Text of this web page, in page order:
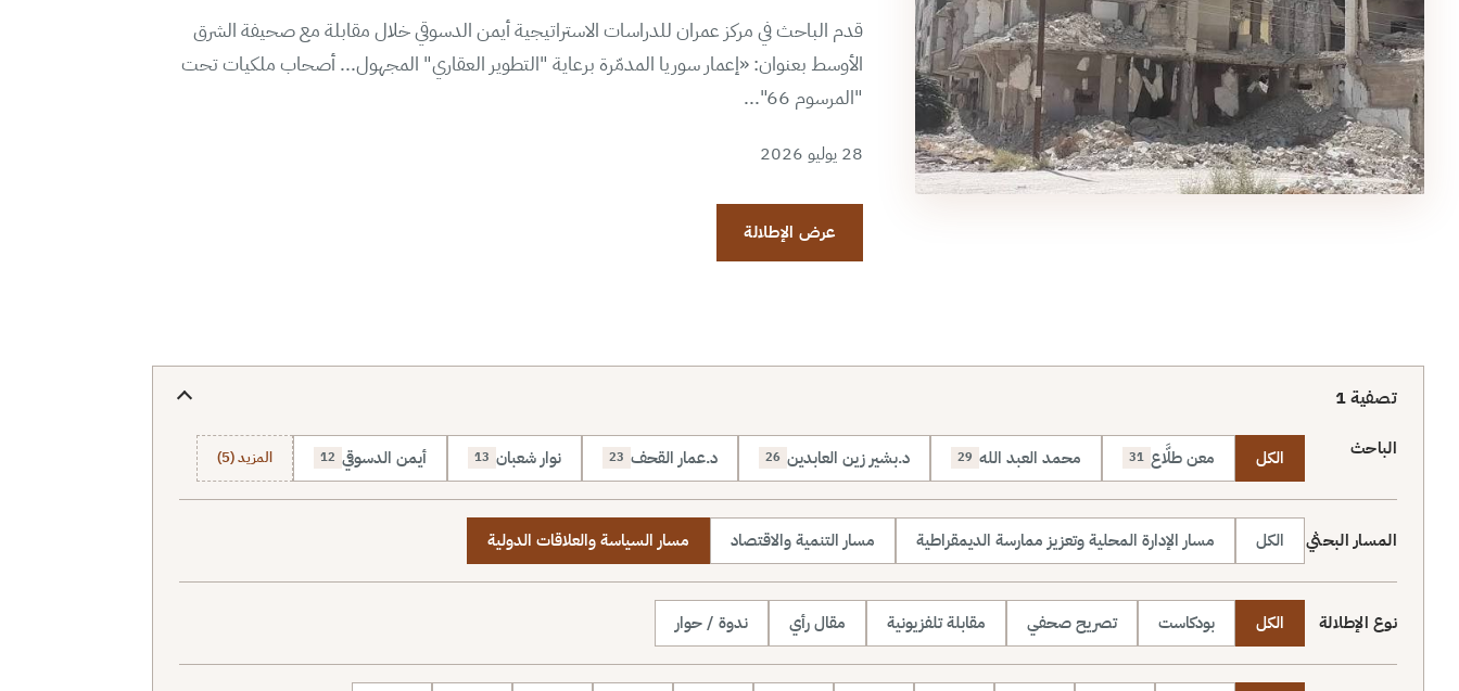
قدم الباحث في مركز عمران للدراسات الاستراتيجية أيمن الدسوقي خلال مقابلة مع صحيفة الشرق
الأوسط بعنوان: «إعمار سوريا المدمّرة برعاية "التطوير العقاري" المجهول... أصحاب ملكيات تحت
"المرسوم 66"...
28 يوليو 2026
عرض الإطلالة
تصفية1
الباحث الكل معن طلَّاع 31 محمد العبد الله 29 د.بشير زين العابدين 26 د.عمار القحف 23 نوار شعبان 13 أيمن الدسوقي 12 المزيد (5)
المسار البحثي الكل مسار الإدارة المحلية وتعزيز ممارسة الديمقراطية مسار التنمية والاقتصاد مسار السياسة والعلاقات الدولية
نوع الإطلالة الكل بودكاست تصريح صحفي مقابلة تلفزيونية مقال رأي ندوة / حوار